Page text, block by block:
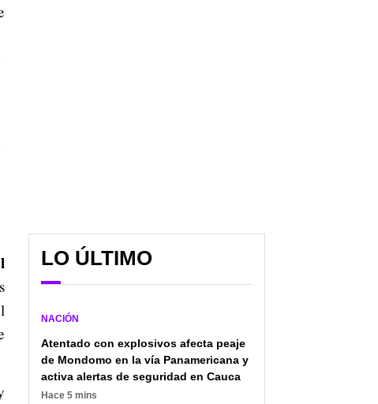
LO ÚLTIMO
NACIÓN
Atentado con explosivos afecta peaje
de Mondomo en la vía Panamericana y
activa alertas de seguridad en Cauca
Hace 5 mins